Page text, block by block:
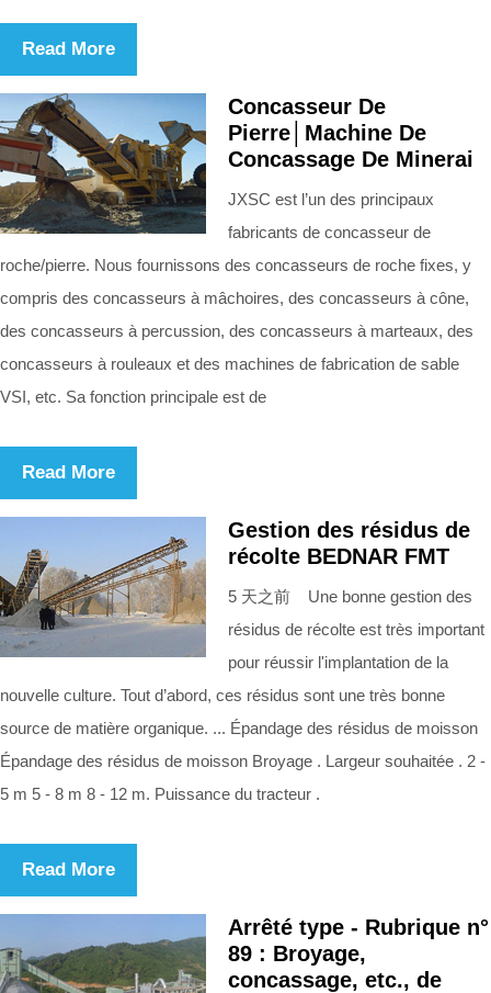
Read More
Concasseur De
Pierre│Machine De
Concassage De Minerai
JXSC est l’un des principaux
fabricants de concasseur de
roche/pierre. Nous fournissons des concasseurs de roche fixes, y
compris des concasseurs à mâchoires, des concasseurs à cône,
des concasseurs à percussion, des concasseurs à marteaux, des
concasseurs à rouleaux et des machines de fabrication de sable
VSI, etc. Sa fonction principale est de
Read More
Gestion des résidus de
récolte BEDNAR FMT
5 天之前 Une bonne gestion des
résidus de récolte est très important
pour réussir l'implantation de la
nouvelle culture. Tout d’abord, ces résidus sont une très bonne
source de matière organique. ... Épandage des résidus de moisson
Épandage des résidus de moisson Broyage . Largeur souhaitée . 2 -
5 m 5 - 8 m 8 - 12 m. Puissance du tracteur .
Read More
Arrêté type - Rubrique n°
89 : Broyage,
concassage, etc., de